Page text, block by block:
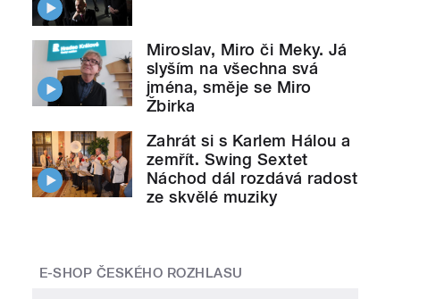
Miroslav, Miro či Meky. Já
slyším na všechna svá
jména, směje se Miro
Žbirka
Zahrát si s Karlem Hálou a
zemřít. Swing Sextet
Náchod dál rozdává radost
ze skvělé muziky
E-SHOP ČESKÉHO ROZHLASU